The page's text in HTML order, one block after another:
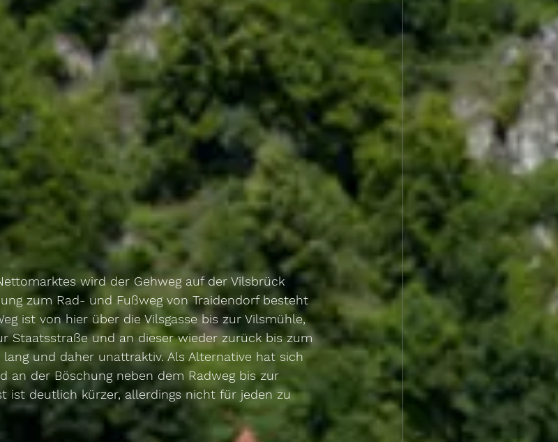
wird der Gehweg auf der Vilsbrück
zum Rad- und Fußweg von Traidendorf besteht
ist von hier über die Vilsgasse bis zur Vilsmühle,
Staatsstraße und an dieser wieder zurück bis zum
lang und daher unattraktiv. Als Alternative hat sich
an der Böschung neben dem Radweg bis zur
ist deutlich kürzer, allerdings nicht für jeden zu